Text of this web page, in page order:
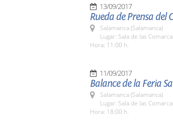
13/09/2017
Rueda de Prensa del
Salamanca (Salamanca)
Lugar: Sala de las
Hora: 11:00 h.
11/09/2017
Balance de la Feria
Salamanca (Salamanca)
Lugar: Sala de las
Hora: 18:00 h.